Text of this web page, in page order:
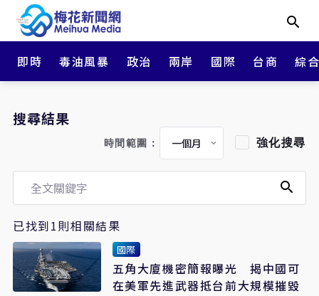
即時 毒油風暴 政治 兩岸 國際 台商 綜
搜尋結果
時間範圍： 強化搜尋
已找到1則相關結果
國際
五角大廈機密簡報曝光 揭中國可
在美軍先進武器抵台前大規模摧毀